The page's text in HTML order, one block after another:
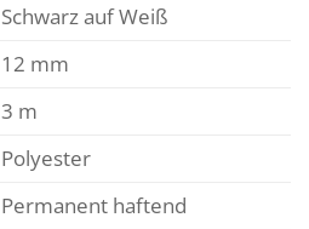
Schwarz auf Weiß
12 mm
3 m
Polyester
Permanent haftend